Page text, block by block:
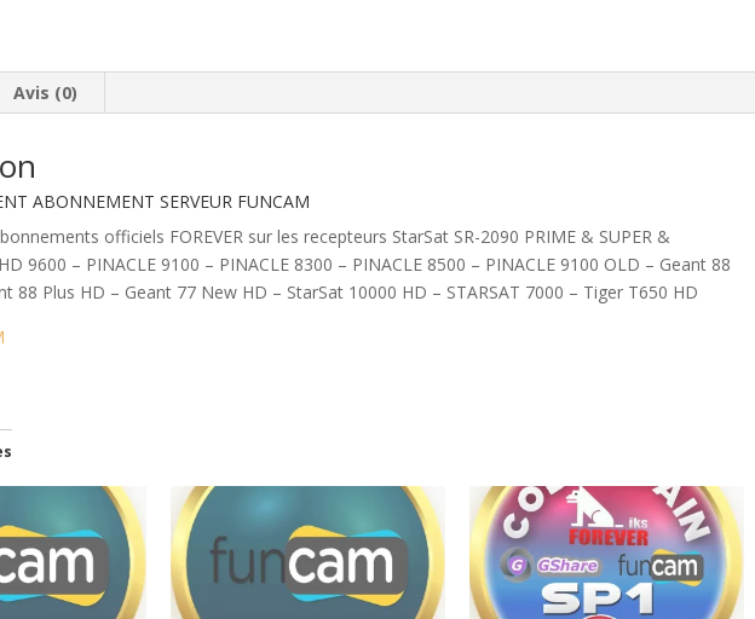
Avis (0)
ABONNEMENT SERVEUR FUNCAM
officiels FOREVER sur les recepteurs StarSat SR-2090 PRIME & SUPER &
9600 – PINACLE 9100 – PINACLE 8300 – PINACLE 8500 – PINACLE 9100 OLD – Geant 88
88 Plus HD – Geant 77 New HD – StarSat 10000 HD – STARSAT 7000 – Tiger T650 HD